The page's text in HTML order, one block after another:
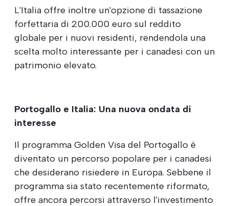
L'Italia offre inoltre un'opzione di tassazione
forfettaria di 200.000 euro sul reddito
globale per i nuovi residenti, rendendola una
scelta molto interessante per i canadesi con un
patrimonio elevato.
Portogallo e Italia: Una nuova ondata di
interesse
Il programma Golden Visa del Portogallo è
diventato un percorso popolare per i canadesi
che desiderano risiedere in Europa. Sebbene il
programma sia stato recentemente riformato,
offre ancora percorsi attraverso l'investimento